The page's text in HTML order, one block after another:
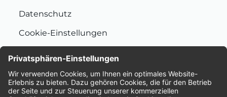
Datenschutz
Cookie-Einstellungen
Bewertungen